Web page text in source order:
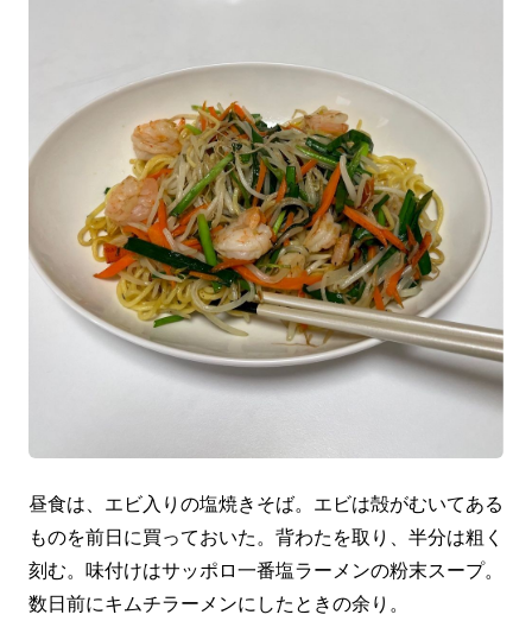
昼食は、エビ入りの塩焼きそば。エビは殻がむいてある
ものを前日に買っておいた。背わたを取り、半分は粗く
刻む。味付けはサッポロ一番塩ラーメンの粉末スープ。
数日前にキムチラーメンにしたときの余り。